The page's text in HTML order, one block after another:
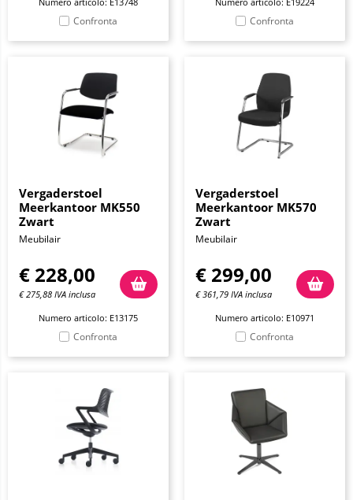
Confronta Confronta
Vergaderstoel
Meerkantoor MK550
Zwart
Meubilair
€ 228,00
€275,88 IVA inclusa
Numero articolo: E13175
Confronta
Vergaderstoel
Meerkantoor MK570
Zwart
Meubilair
€ 299,00
€361,79 IVA inclusa
Numero articolo: E10971
Confronta